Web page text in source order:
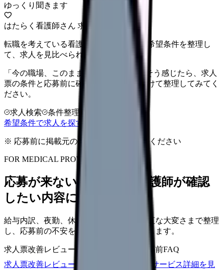
ゆっくり聞きます
はたらく看護師さん 求人
転職を考えている看護師さんへ。まずは希望条件を整理し
て、求人を見比べられます。
「今の職場、このままでいいのかな...」そう感じたら、求人
票の条件と応募前に確認したい不安を分けて整理してみてく
ださい。
求人検索 条件整理
希望条件で求人を探す
※ 応募前に掲載元の最新情報を確認してください
FOR MEDICAL PROVIDERS
応募が来ない求人票を、看護師が確認
したい内容に直せます
給与内訳、夜勤、休日、教育、職場の正直な大変さまで整理
し、応募前の不安を減らす求人票へ改善します。
求人票改善レビュー
応募前FAQ
求人票改善レビューの見積もりを依頼
サービス詳細を見